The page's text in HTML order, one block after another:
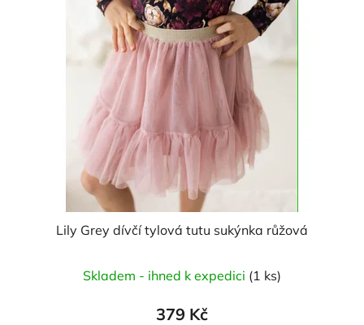
Lily Grey dívčí tylová tutu sukýnka růžová
Skladem - ihned k expedici (1 ks)
379 Kč